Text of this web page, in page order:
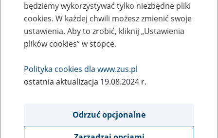
Wysokość kwot wolnych od
potrąceń i egzekucji
25
Należności potrącane z
będziemy wykorzystywać tylko niezbędne pliki
cookies. W każdej chwili możesz zmienić swoje
ustawienia. Aby to zrobić, kliknij „Ustawienia
plików cookies” w stopce.
Polityka cookies dla www.zus.pl
ostatnia aktualizacja 19.08.2024 r.
Odrzuć opcjonalne